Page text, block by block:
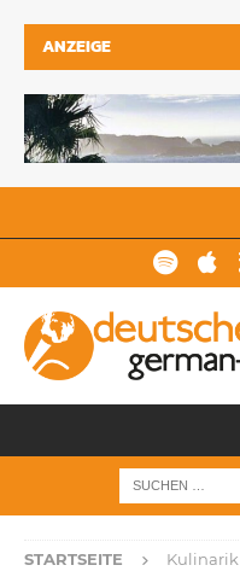
ANZEIGE
STARTSEITE Kulinarik